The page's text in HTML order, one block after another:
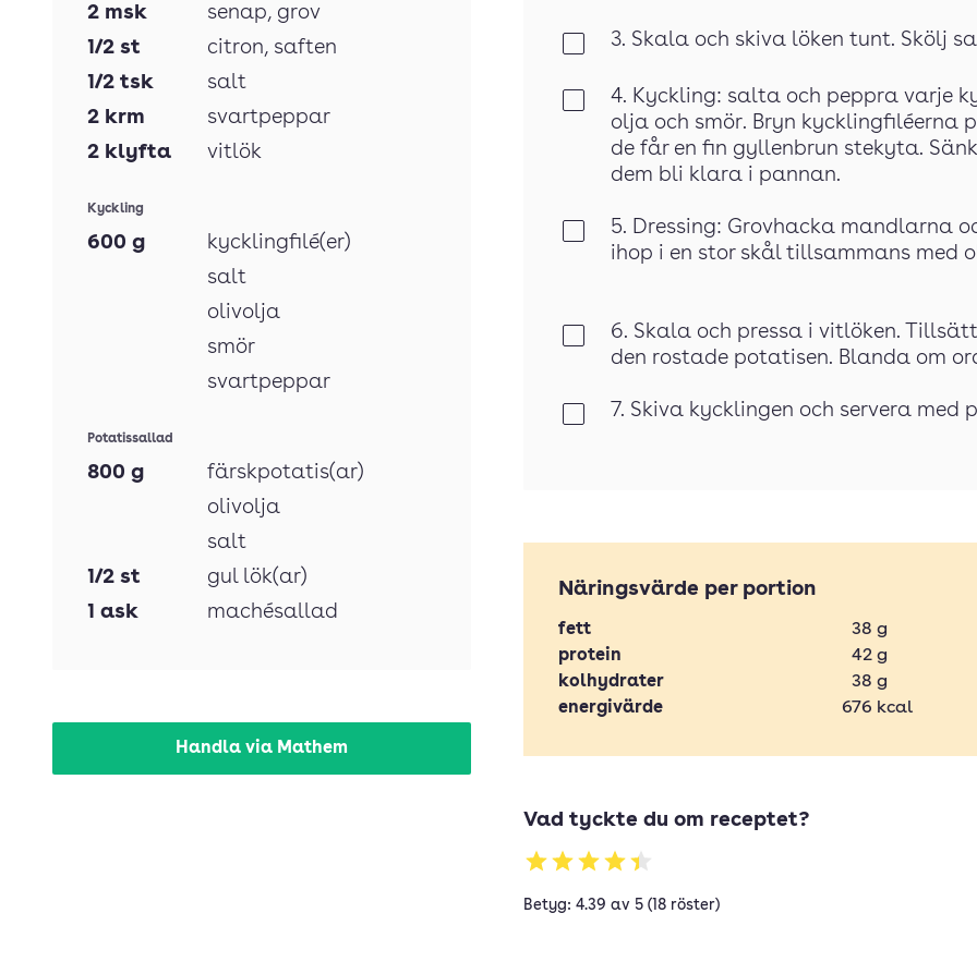
2 msk senap, grov
1/2 st citron, saften
1/2 tsk
salt
2 krm
svartpeppar
2 klyfta vitlök
Kyckling
600 g
kycklingfilé(er)
salt
olivolja
smör
svartpeppar
Potatissallad
800 g
färskpotatis(ar)
olivolja
salt
1/2 st
gul lök(ar)
1 ask machésallad
Handla via Mathem
3. Skala och skiva löken tunt. Skölj
4. Kyckling: salta och peppra varje
olja och smör. Bryn kycklingfiléerna
de får en fin gyllenbrun stekyta.
dem bli klara i pannan.
5. Dressing: Grovhacka mandlarna
ihop i en stor skål tillsammans med
6. Skala och pressa i vitlöken.
den rostade potatisen. Blanda om
7. Skiva kycklingen och servera med
Näringsvärde per portion
fett 38 g
protein
42 g
kolhydrater
38 g
energivärde
676 kcal
Vad tyckte du om receptet?
Betyg: 4.39 av 5 (18 röster)